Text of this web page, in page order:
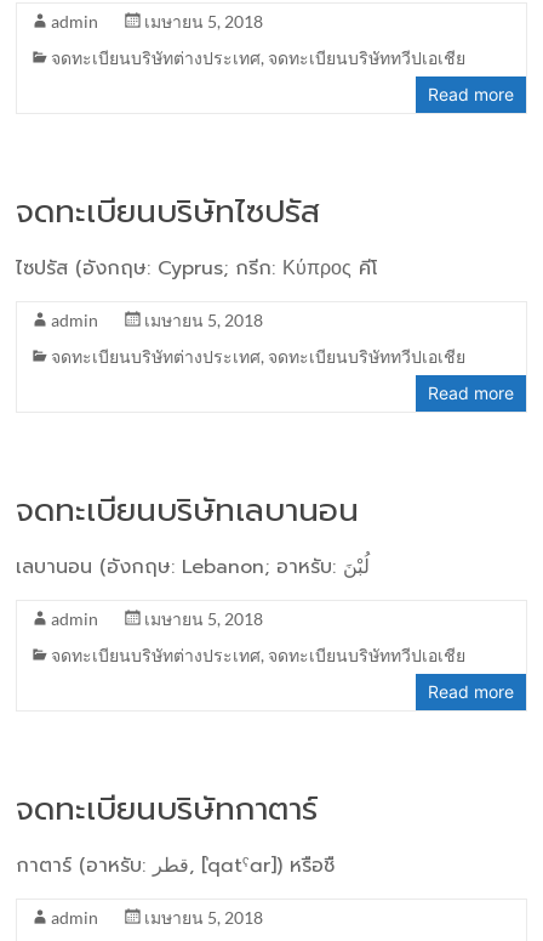
admin
เมษายน 5, 2018
จดทะเบียนบริษัทต่างประเทศ, จดทะเบียนบริษัททวีปเอเชีย
Read more
จดทะเบียนบริษัทไซปรัส
ไซปรัส (อังกฤษ: Cyprus; กรีก: Κύπρος คีโ
admin
เมษายน 5, 2018
จดทะเบียนบริษัทต่างประเทศ, จดทะเบียนบริษัททวีปเอเชีย
Read more
จดทะเบียนบริษัทเลบานอน
เลบานอน (อังกฤษ: Lebanon; อาหรับ: لُبْنَ
admin
เมษายน 5, 2018
จดทะเบียนบริษัทต่างประเทศ, จดทะเบียนบริษัททวีปเอเชีย
Read more
จดทะเบียนบริษัทกาตาร์
กาตาร์ (อาหรับ: قطر‎‎, [ˈqɑtˁɑr]) หรือชื
admin
เมษายน 5, 2018